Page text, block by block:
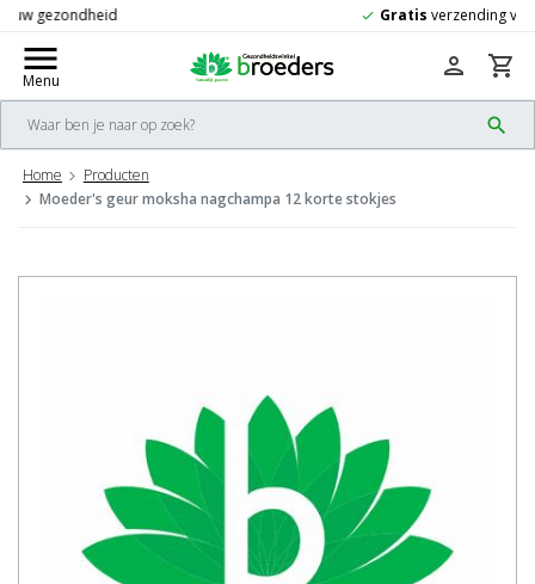
verzending vanaf 50,-
menu
Menu
search
person shopping_cart
Home
Producten
Moeder's geur moksha nagchampa 12 korte stokjes